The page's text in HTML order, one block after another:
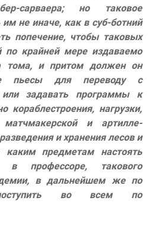
сарваера; но таковое
не иначе, как в суб-ботний
попечение, чтобы таковых
по крайней мере издаваемо
тома, и притом должен он
пьесы для переводу с
или задавать программы к
кораблестроения, нагрузки,
матчмакерской и артилле-
и хранения лесов и
предметам настоять
в профессоре, такового
в дальнейшем же по
во всем по